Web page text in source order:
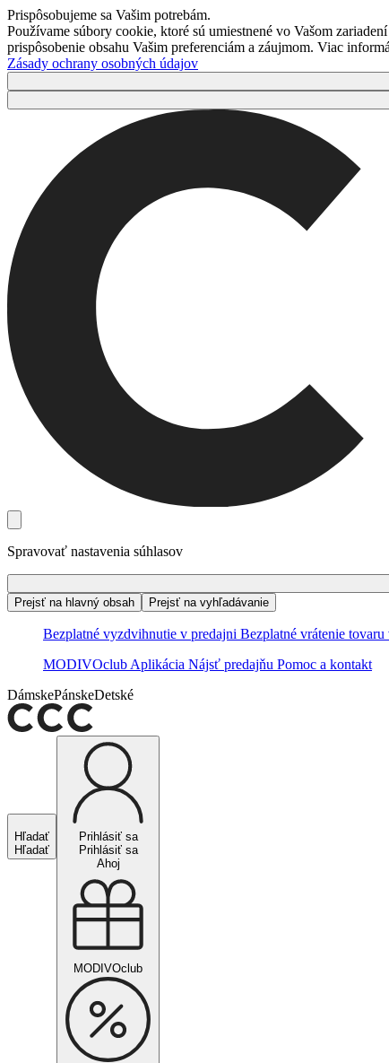
Prispôsobujeme sa Vašim potrebám.
Používame súbory cookie, ktoré sú umiestnené vo Vašom
prispôsobenie obsahu Vašim preferenciám a záujmom. Viac
Zásady ochrany osobných údajov
Spravovať nastavenia súhlasov
Prejsť na hlavný obsah
Prejsť na vyhľadávanie
Bezplatné vyzdvihnutie v predajni Bezplatné vrátenie tovaru
MODIVOclub Aplikácia Nájsť predajňu Pomoc a kontakt
DámskePánskeDetské
Hľadať
Hľadať
Prihlásiť sa
Prihlásiť sa
Ahoj
MODIVOclub